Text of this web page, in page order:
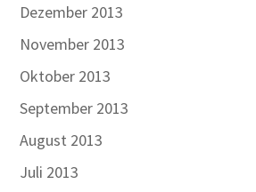
Dezember 2013
November 2013
Oktober 2013
September 2013
August 2013
Juli 2013